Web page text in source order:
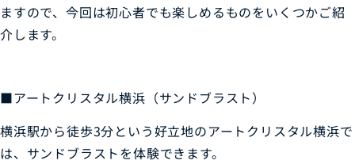
ますので、今回は初心者でも楽しめるものをいくつかご紹
介します。
■アートクリスタル横浜（サンドブラスト）
横浜駅から徒歩3分という好立地のアートクリスタル横浜で
は、サンドブラストを体験できます。